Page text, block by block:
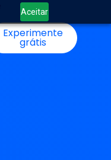
Aceitar
Experimente
grátis